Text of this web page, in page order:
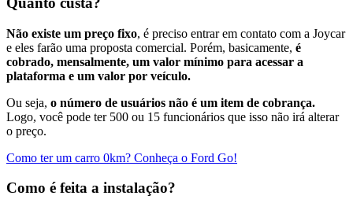
Não existe um preço fixo, é preciso entrar em contato com a Joycar
e eles farão uma proposta comercial. Porém, basicamente, é
cobrado, mensalmente, um valor mínimo para acessar a
plataforma e um valor por veículo.
Ou seja, o número de usuários não é um item de cobrança.
Logo, você pode ter 500 ou 15 funcionários que isso não irá alterar
o preço.
Como ter um carro 0km? Conheça o Ford Go!
Como é feita a instalação?